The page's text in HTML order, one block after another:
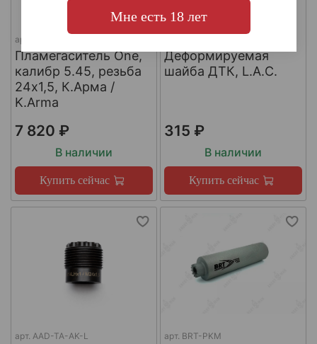
арт.
Пламегаситель One,
калибр 5.45, резьба
24х1,5, К.Арма /
K.Arma
7 820 ₽
В наличии
Купить сейчас
Деформируемая
шайба ДТК, L.A.C.
315 ₽
В наличии
Купить сейчас
арт. AAD-TA-AK-L арт. BRT-PKM
Мне есть 18 лет